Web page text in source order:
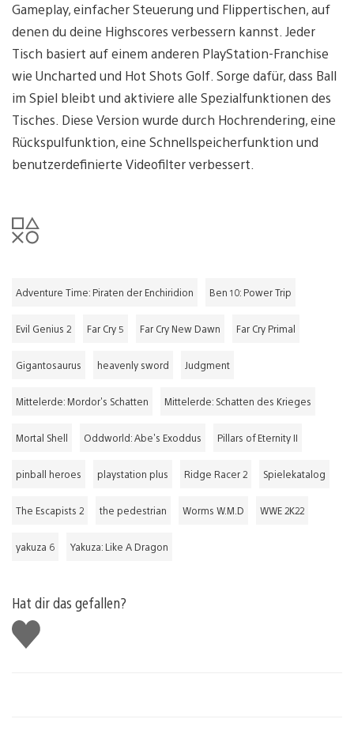
Gameplay, einfacher Steuerung und Flippertischen, auf
denen du deine Highscores verbessern kannst. Jeder
Tisch basiert auf einem anderen PlayStation-Franchise
wie Uncharted und Hot Shots Golf. Sorge dafür, dass Ball
im Spiel bleibt und aktiviere alle Spezialfunktionen des
Tisches. Diese Version wurde durch Hochrendering, eine
Rückspulfunktion, eine Schnellspeicherfunktion und
benutzerdefinierte Videofilter verbessert.
Adventure Time: Piraten der Enchiridion Ben 10: Power Trip
Evil Genius 2 Far Cry 5 Far Cry New Dawn Far Cry Primal
Gigantosaurus heavenly sword Judgment
Mittelerde: Mordor's Schatten Mittelerde: Schatten des Krieges
Mortal Shell Oddworld: Abe's Exoddus Pillars of Eternity II
pinball heroes playstation plus Ridge Racer 2 Spielekatalog
The Escapists 2 the pedestrian Worms W.M.D WWE 2K22
yakuza 6 Yakuza: Like A Dragon
Hat dir das gefallen?
Gefällt
mir